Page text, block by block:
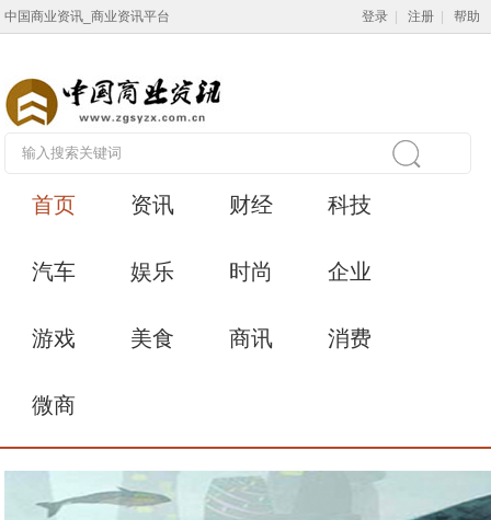
中国商业资讯_商业资讯平台 登录 注册 帮助
首页 资讯 财经 科技
汽车 娱乐 时尚 企业
游戏 美食 商讯 消费
微商